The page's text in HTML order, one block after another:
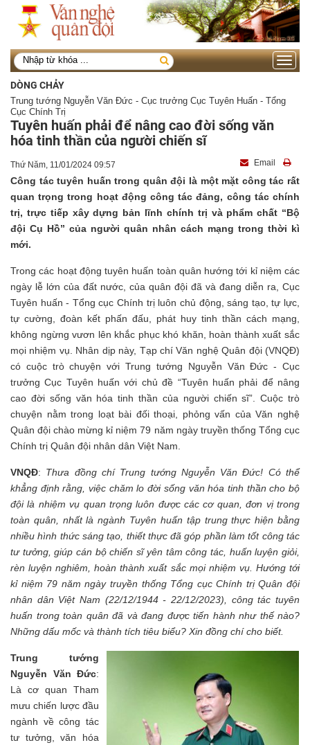
Toggle
DÒNG CHẢY
Trung tướng Nguyễn Văn Đức - Cục trưởng Cục Tuyên Huấn - Tổng
Cục Chính Trị
Tuyên huấn phải để nâng cao đời sống văn
hóa tinh thần của người chiến sĩ
Thứ Năm, 11/01/2024 09:57 Email
Công tác tuyên huấn trong quân đội là một mặt công tác rất
quan trọng trong hoạt động công tác đảng, công tác chính
trị, trực tiếp xây dựng bản lĩnh chính trị và phẩm chất “Bộ
đội Cụ Hồ” của người quân nhân cách mạng trong thời kì
mới.
Trong các hoạt động tuyên huấn toàn quân hướng tới kỉ niệm các
ngày lễ lớn của đất nước, của quân đội đã và đang diễn ra, Cục
Tuyên huấn - Tổng cục Chính trị luôn chủ động, sáng tạo, tự lực,
tự cường, đoàn kết phấn đấu, phát huy tinh thần cách mạng,
không ngừng vươn lên khắc phục khó khăn, hoàn thành xuất sắc
mọi nhiệm vụ. Nhân dịp này, Tạp chí Văn nghệ Quân đội (VNQĐ)
có cuộc trò chuyện với Trung tướng Nguyễn Văn Đức - Cục
trưởng Cục Tuyên huấn với chủ đề “Tuyên huấn phải để nâng
cao đời sống văn hóa tinh thần của người chiến sĩ”. Cuộc trò
chuyện nằm trong loạt bài đối thoại, phỏng vấn của Văn nghệ
Quân đội chào mừng kỉ niệm 79 năm ngày truyền thống Tổng cục
Chính trị Quân đội nhân dân Việt Nam.
VNQĐ: Thưa đồng chí Trung tướng Nguyễn Văn Đức! Có thể
khẳng định rằng, việc chăm lo đời sống văn hóa tinh thần cho bộ
đội là nhiệm vụ quan trọng luôn được các cơ quan, đơn vị trong
toàn quân, nhất là ngành Tuyên huấn tập trung thực hiện bằng
nhiều hình thức sáng tạo, thiết thực đã góp phần làm tốt công tác
tư tưởng, giúp cán bộ chiến sĩ yên tâm công tác, huấn luyện giỏi,
rèn luyện nghiêm, hoàn thành xuất sắc mọi nhiệm vụ. Hướng tới
kỉ niệm 79 năm ngày truyền thống Tổng cục Chính trị Quân đội
nhân dân Việt Nam (22/12/1944 - 22/12/2023), công tác tuyên
huấn trong toàn quân đã và đang được tiến hành như thế nào?
Những dấu mốc và thành tích tiêu biểu? Xin đồng chí cho biết.
Trung tướng
Nguyễn Văn Đức:
Là cơ quan Tham
mưu chiến lược đầu
ngành về công tác
tư tưởng, văn hóa